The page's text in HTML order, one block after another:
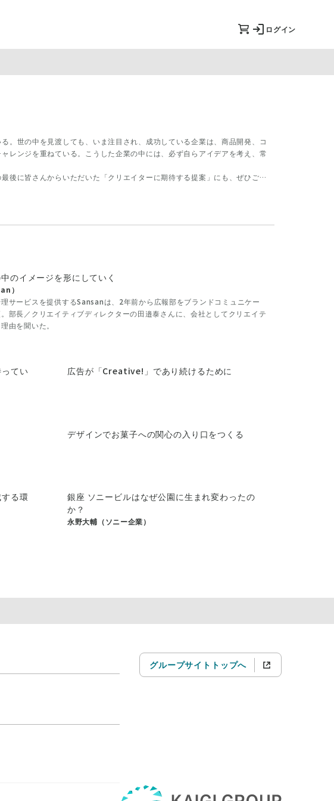
ログイン
。世の中を見渡しても、いま注目され、成功している企業は、商品開発、コ
レンジを重ねている。こうした企業の中には、必ず自らアイデアを考え、常
後に皆さんからいただいた「クリエイターに期待する提案」にも、ぜひご注
のイメージを形にしていく
）
サービスを提供するSansanは、2年前から広報部をブランドコミュニケー
部長／クリエイティブディレクターの田邉泰さんに、会社としてクリエイテ
由を聞いた。
てい
広告が「Creative!」であり続けるために
デザインでお菓子への関心の入り口をつくる
る環
銀座 ソニービルはなぜ公園に生まれ変わったの
か？
永野大輔（ソニー企業）
グループサイトトップへ